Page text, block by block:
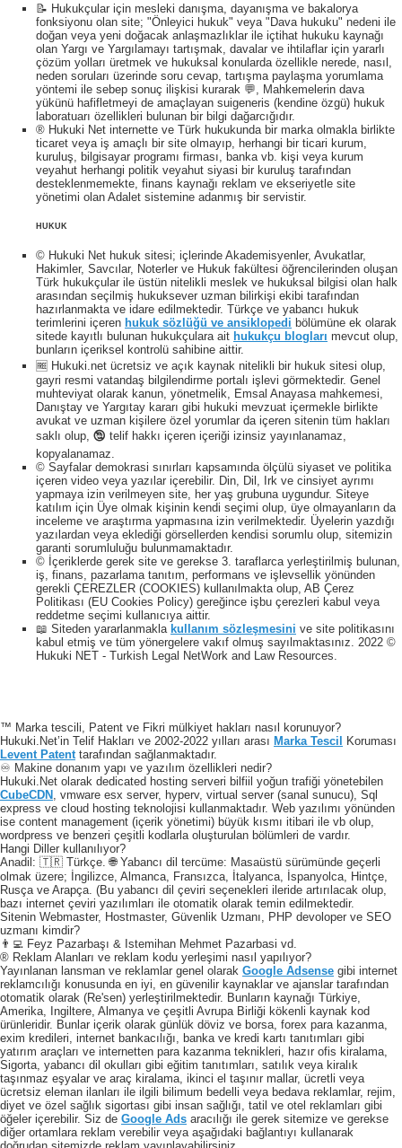
📝 Hukukçular için mesleki danışma, dayanışma ve bakalorya
fonksiyonu olan site; "Önleyici hukuk" veya "Dava hukuku" nedeni ile
doğan veya yeni doğacak anlaşmazlıklar ile içtihat hukuku kaynağı
olan Yargı ve Yargılamayı tartışmak, davalar ve ihtilaflar için yararlı
çözüm yolları üretmek ve hukuksal konularda özellikle nerede, nasıl,
neden soruları üzerinde soru cevap, tartışma paylaşma yorumlama
yöntemi ile sebep sonuç ilişkisi kurarak 💬, Mahkemelerin dava
yükünü hafifletmeyi de amaçlayan suigeneris (kendine özgü) hukuk
laboratuarı özellikleri bulunan bir bilgi dağarcığıdır.
® Hukuki Net internette ve Türk hukukunda bir marka olmakla birlikte
ticaret veya iş amaçlı bir site olmayıp, herhangi bir ticari kurum,
kuruluş, bilgisayar programı firması, banka vb. kişi veya kurum
veyahut herhangi politik veyahut siyasi bir kuruluş tarafından
desteklenmemekte, finans kaynağı reklam ve ekseriyetle site
yönetimi olan Adalet sistemine adanmış bir servistir.
HUKUK
© Hukuki Net hukuk sitesi; içlerinde Akademisyenler, Avukatlar,
Hakimler, Savcılar, Noterler ve Hukuk fakültesi öğrencilerinden oluşan
Türk hukukçular ile üstün nitelikli meslek ve hukuksal bilgisi olan halk
arasından seçilmiş hukuksever uzman bilirkişi ekibi tarafından
hazırlanmakta ve idare edilmektedir. Türkçe ve yabancı hukuk
terimlerini içeren hukuk sözlüğü ve ansiklopedi bölümüne ek olarak
sitede kayıtlı bulunan hukukçulara ait hukukçu blogları mevcut olup,
bunların içeriksel kontrolü sahibine aittir.
🆓 Hukuki.net ücretsiz ve açık kaynak nitelikli bir hukuk sitesi olup,
gayri resmi vatandaş bilgilendirme portalı işlevi görmektedir. Genel
muhteviyat olarak kanun, yönetmelik, Emsal Anayasa mahkemesi,
Danıştay ve Yargıtay kararı gibi hukuki mevzuat içermekle birlikte
avukat ve uzman kişilere özel yorumlar da içeren sitenin tüm hakları
saklı olup, 🕲 telif hakkı içeren içeriği izinsiz yayınlanamaz,
kopyalanamaz.
© Sayfalar demokrasi sınırları kapsamında ölçülü siyaset ve politika
içeren video veya yazılar içerebilir. Din, Dil, Irk ve cinsiyet ayrımı
yapmaya izin verilmeyen site, her yaş grubuna uygundur. Siteye
katılım için Üye olmak kişinin kendi seçimi olup, üye olmayanların da
inceleme ve araştırma yapmasına izin verilmektedir. Üyelerin yazdığı
yazılardan veya eklediği görsellerden kendisi sorumlu olup, sitemizin
garanti sorumluluğu bulunmamaktadır.
© İçeriklerde gerek site ve gerekse 3. taraflarca yerleştirilmiş bulunan,
iş, finans, pazarlama tanıtım, performans ve işlevsellik yönünden
gerekli ÇEREZLER (COOKIES) kullanılmakta olup, AB Çerez
Politikası (EU Cookies Policy) gereğince işbu çerezleri kabul veya
reddetme seçimi kullanıcıya aittir.
📖 Siteden yararlanmakla kullanım sözleşmesini ve site politikasını
kabul etmiş ve tüm yönergelere vakıf olmuş sayılmaktasınız. 2022 ©
Hukuki NET - Turkish Legal NetWork and Law Resources.
™ Marka tescili, Patent ve Fikri mülkiyet hakları nasıl korunuyor?
Hukuki.Net’in Telif Hakları ve 2002-2022 yılları arası Marka Tescil
Koruması
Levent Patenttarafından sağlanmaktadır.
♾️ Makine donanım yapı ve yazılım özellikleri nedir?
Hukuki.Net olarak dedicated hosting serveri bilfiil yoğun trafiği yönetebilen
CubeCDN , vmware esx server, hyperv, virtual server (sanal sunucu), Sql
express ve cloud hosting teknolojisi kullanmaktadır. Web yazılımı yönünden
ise content management (içerik yönetimi) büyük kısmı itibari ile vb olup,
wordpress ve benzeri çeşitli kodlarla oluşturulan bölümleri de vardır.
Hangi Diller kullanılıyor?
Anadil: 🇹🇷 Türkçe. 🌐 Yabancı dil tercüme: Masaüstü sürümünde geçerli
olmak üzere; İngilizce, Almanca, Fransızca, İtalyanca, İspanyolca, Hintçe,
Rusça ve Arapça. (Bu yabancı dil çeviri seçenekleri ileride artırılacak olup,
bazı internet çeviri yazılımları ile otomatik olarak temin edilmektedir.
Sitenin Webmaster, Hostmaster, Güvenlik Uzmanı, PHP devoloper ve SEO
uzmanı kimdir?
👨‍💻 Feyz Pazarbaşı & Istemihan Mehmet Pazarbasi vd.
® Reklam Alanları ve reklam kodu yerleşimi nasıl yapılıyor?
Yayınlanan lansman ve reklamlar genel olarak Google Adsense gibi internet
reklamcılığı konusunda en iyi, en güvenilir kaynaklar ve ajanslar tarafından
otomatik olarak (Re'sen) yerleştirilmektedir. Bunların kaynağı Türkiye,
Amerika, Ingiltere, Almanya ve çeşitli Avrupa Birliği kökenli kaynak kod
ürünleridir. Bunlar içerik olarak günlük döviz ve borsa, forex para kazanma,
exim kredileri, internet bankacılığı, banka ve kredi kartı tanıtımları gibi
yatırım araçları ve internetten para kazanma teknikleri, hazır ofis kiralama,
Sigorta, yabancı dil okulları gibi eğitim tanıtımları, satılık veya kiralık
taşınmaz eşyalar ve araç kiralama, ikinci el taşınır mallar, ücretli veya
ücretsiz eleman ilanları ile ilgili bilimum bedelli veya bedava reklamlar, rejim,
diyet ve özel sağlık sigortası gibi insan sağlığı, tatil ve otel reklamları gibi
öğeler içerebilir. Siz de Google Ads aracılığı ile gerek sitemize ve gerekse
diğer ortamlara reklam verebilir veya aşağıdaki bağlantıyı kullanarak